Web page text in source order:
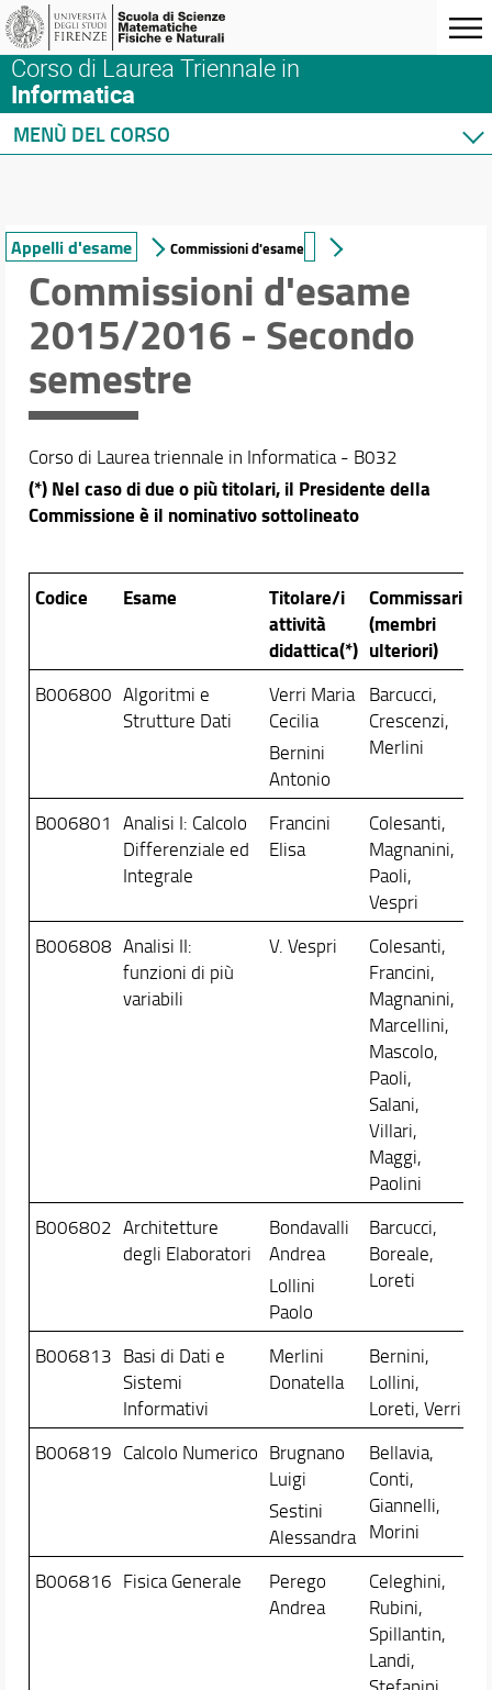
Corso di Laurea Triennale in
Informatica
MENÙ DEL CORSO
Didattica
Docenti
Orario e calendari
Calendario didattico
Orario delle lezioni
Appelli d'esame
Calendario esami di laurea
Appelli d'esame Commissioni d'esame
Commissioni d'esame
2015/2016 - Secondo
semestre
Corso di Laurea triennale in Informatica - B032
(*) Nel caso di due o più titolari, il Presidente della
Commissione è il nominativo sottolineato
Codice Esame
Titolare/i
attività
didattica(*)
Commissari
(membri
ulteriori)
B006800 Algoritmi e
Strutture Dati
Verri Maria
Cecilia
Bernini
Antonio
Barcucci,
Crescenzi,
Merlini
B006801 Analisi I: Calcolo
Differenziale ed
Integrale
Francini
Elisa
Colesanti,
Magnanini,
Paoli,
Vespri
B006808 Analisi II:
funzioni di più
variabili
V. Vespri
Colesanti,
Francini,
Magnanini,
Marcellini,
Mascolo,
Paoli,
Salani,
Villari,
Maggi,
Paolini
B006802 Architetture
degli Elaboratori
Bondavalli
Andrea
Lollini
Paolo
Barcucci,
Boreale,
Loreti
B006813 Basi di Dati e
Sistemi
Informativi
Merlini
Donatella
Bernini,
Lollini,
Loreti, Verri
B006819 Calcolo Numerico Brugnano
Luigi
Sestini
Alessandra
Bellavia,
Conti,
Giannelli,
Morini
B006816 Fisica Generale
Perego
Andrea
Celeghini,
Rubini,
Spillantin,
Landi,